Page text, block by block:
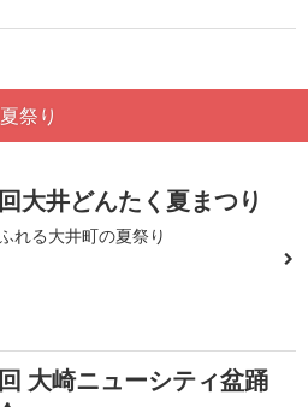
祭り
大井どんたく夏まつり
れる大井町の夏祭り
大崎ニューシティ盆踊